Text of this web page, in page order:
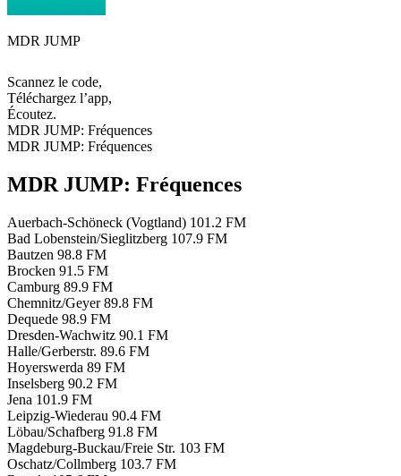
MDR JUMP
Scannez le code,
Téléchargez l’app,
Écoutez.
MDR JUMP: Fréquences
MDR JUMP: Fréquences
MDR JUMP: Fréquences
Auerbach-Schöneck (Vogtland) 101.2 FM
Bad Lobenstein/Sieglitzberg 107.9 FM
Bautzen 98.8 FM
Brocken 91.5 FM
Camburg 89.9 FM
Chemnitz/Geyer 89.8 FM
Dequede 98.9 FM
Dresden-Wachwitz 90.1 FM
Halle/Gerberstr. 89.6 FM
Hoyerswerda 89 FM
Inselsberg 90.2 FM
Jena 101.9 FM
Leipzig-Wiederau 90.4 FM
Löbau/Schafberg 91.8 FM
Magdeburg-Buckau/Freie Str. 103 FM
Oschatz/Collmberg 103.7 FM